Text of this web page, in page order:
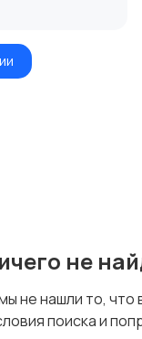
весы
не
не нашли то, что
поиска и